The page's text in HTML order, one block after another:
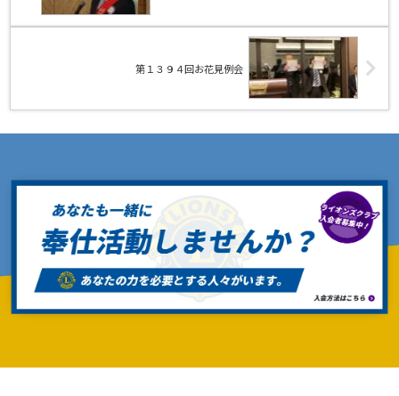
第１３９４回お花見例会